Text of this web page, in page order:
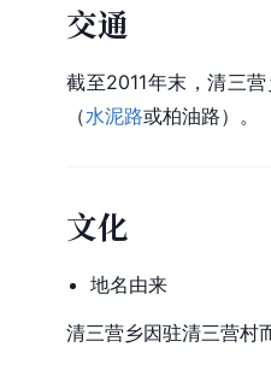
交通
截至2011年末，清三
（水泥路或柏油路）。
文化
地名由来
清三营乡因驻清三营村